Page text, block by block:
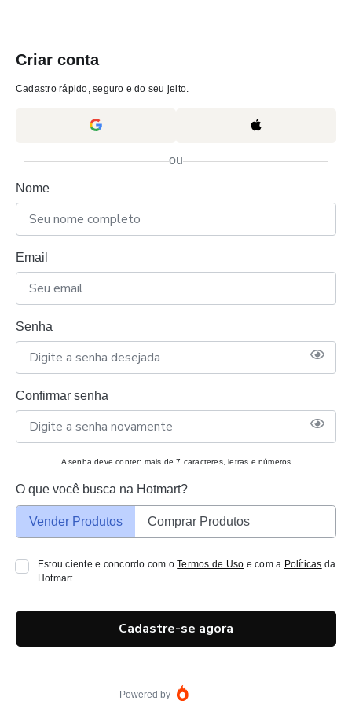
Criar conta
Cadastro rápido, seguro e do seu jeito.
ou
Nome
Email
Senha
Confirmar senha
A senha deve conter: mais de 7 caracteres, letras e números
O que você busca na Hotmart?
Vender Produtos Comprar Produtos
Estou ciente e concordo com oTermos de Uso e com a Políticas da
Hotmart.
Cadastre-se agora
Powered by